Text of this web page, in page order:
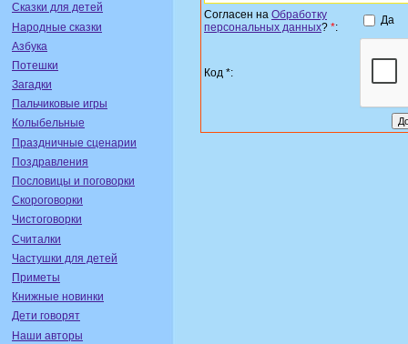
Сказки для детей
Народные сказки
Азбука
Потешки
Загадки
Пальчиковые игры
Колыбельные
Праздничные сценарии
Поздравления
Пословицы и поговорки
Скороговорки
Чистоговорки
Считалки
Частушки для детей
Приметы
Книжные новинки
Дети говорят
Наши авторы
Согласен на Обработку
персональных данных? *:
Да
Код *: